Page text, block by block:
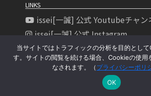
LINKS
issei[一誠] 公式 Youtubeチャン
issei[一誠] 公式 Instagram
issei[一誠] 海太郎 Instagram
issei[一誠] 公式ウェブサイト
issei[一誠] 公式オンラインショッ
当サイトではトラフィックの分析を目的とし
す。サイトの閲覧を続ける場合、Cookieの使用
なされます。（プライバシーポリ
OK